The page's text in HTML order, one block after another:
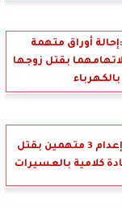
أوراق متهمة
بقتل زوجها
”جنايات سوهاج” إعدام 3 متهمين بقتل
بالعسيرات